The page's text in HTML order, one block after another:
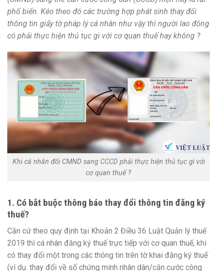
phổ biến. Kéo theo đó các trường hợp phát sinh thay đổi
thông tin giấy tờ pháp lý cá nhân như vậy thì người lao động
có phải thực hiện thủ tục gì với cơ quan thuế hay không ?
Khi cá nhân đổi CMND sang CCCD phải thực hiện thủ tục gì với
cơ quan thuế ?
1. Có bắt buộc thông báo thay đổi thông tin đăng ký
thuế?
Căn cứ theo quy định tại Khoản 2 Điều 36 Luật Quản lý thuế
2019 thì cá nhân đăng ký thuế trực tiếp với cơ quan thuế, khi
có thay đổi một trong các thông tin trên tờ khai đăng ký thuế
(ví dụ: thay đổi về số chứng minh nhân dân/căn cước công